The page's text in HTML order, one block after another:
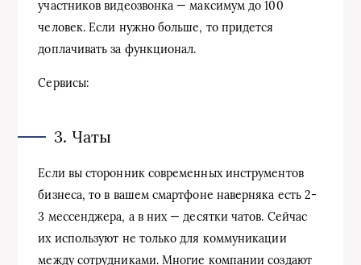
участников видеозвонка — максимум до 100
человек. Если нужно больше, то придется
доплачивать за функционал.
Сервисы:
3. Чаты
Если вы сторонник современных инструментов
бизнеса, то в вашем смартфоне наверняка есть 2-
3 мессенджера, а в них — десятки чатов. Сейчас
их используют не только для коммуникации
между сотрудниками. Многие компании создают